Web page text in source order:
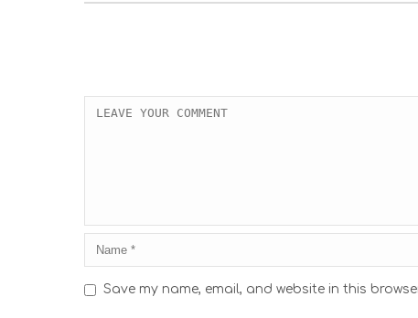
Save my name, email, and website in this